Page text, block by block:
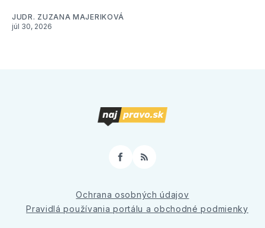
JUDR. ZUZANA MAJERIKOVÁ
júl 30, 2026
Facebook
RSS
Ochrana osobných údajov
Pravidlá používania portálu a obchodné podmienky